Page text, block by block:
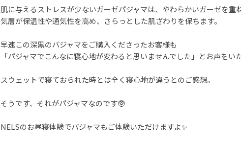
肌に与えるストレスが少ないガーゼパジャマは、やわらかいガーゼを重
気層が保温性や通気性を高め、さらっとした肌ざわりを保ちます。
早速この深黒のパジャマをご購入くださったお客様も
「パジャマでこんなに寝心地が変わると思いませんでした」とお声をい
スウェットで寝ておられた時とは全く寝心地が違うとのご感想。
そうです、それがパジャマなのです🥸
NELSのお昼寝体験でパジャマもご体験いただけますよ✨